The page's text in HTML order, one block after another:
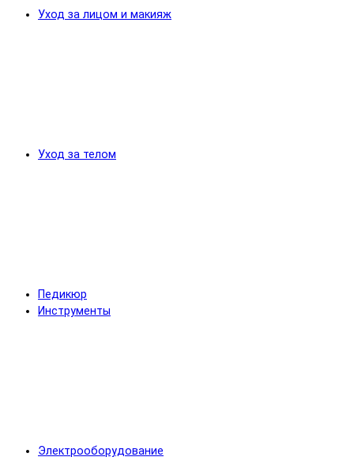
Уход за лицом и макияж
Уход за телом
Педикюр
Инструменты
Электрооборудование